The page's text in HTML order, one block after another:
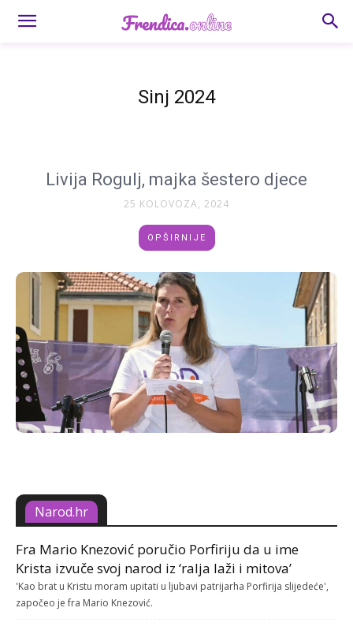
Sinj 2024
Livija Rogulj, majka šestero djece
25 KOLOVOZA, 2024
OPŠIRNIJE
Narod.hr
Fra Mario Knezović poručio Porfiriju da u ime
Krista izvuče svoj narod iz ‘ralja laži i mitova’
'Kao brat u Kristu moram upitati u ljubavi patrijarha Porfirija slijedeće',
započeo je fra Mario Knezović.